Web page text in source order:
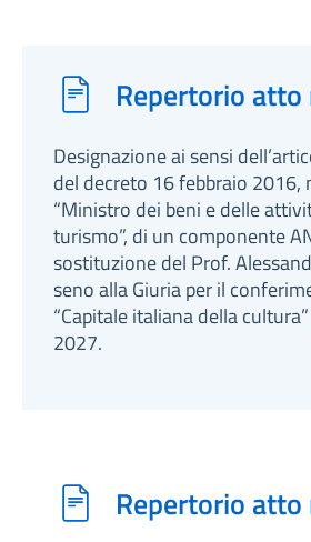
Repertorio
Designazione ai sensi
del decreto 16 febbraio 2016,
“Ministro dei beni e delle
turismo”, di un componente
sostituzione del Prof.
seno alla Giuria per il
“Capitale italiana della
2027.
Repertorio